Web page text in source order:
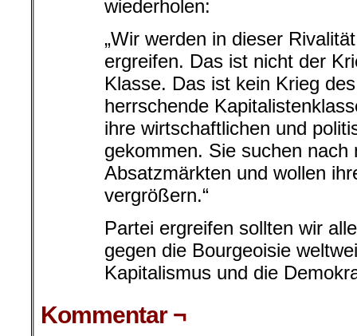
wiederholen:
„Wir werden in dieser
ergreifen. Das ist nicht der
Klasse. Das ist kein Krieg
herrschende
ihre wirtschaftlichen und
gekommen. Sie suchen nach
Absatzmärkten und wollen
vergrößern.“
Partei ergreifen sollten wir
gegen die Bourgeoisie
Kapitalismus und die
Kommentar ¬